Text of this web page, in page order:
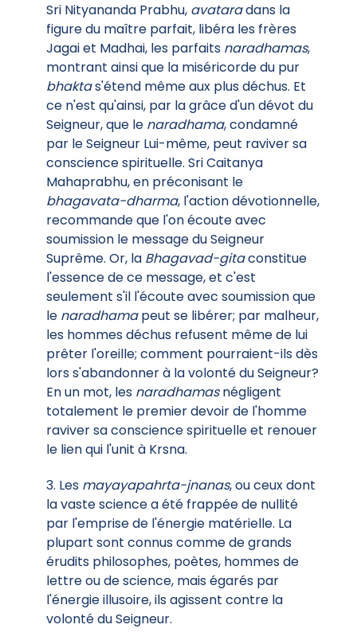
Sri Nityananda Prabhu, avataradans la
figure du maître parfait, libéra les frères
Jagai et Madhai, les parfaits naradhamas,
montrant ainsi que la miséricorde du pur
bhaktas'étend même aux plus déchus. Et
ce n'est qu'ainsi, par la grâce d'un dévot du
Seigneur, que le naradhama, condamné
par le Seigneur Lui-même, peut raviver sa
conscience spirituelle. Sri Caitanya
Mahaprabhu, en préconisant le
bhagavata-dharma, l'action dévotionnelle,
recommande que l'on écoute avec
soumission le message du Seigneur
Suprême. Or, la Bhagavad-gitaconstitue
l'essence de ce message, et c'est
seulement s'il l'écoute avec soumission que
le naradhamapeut se libérer; par malheur,
les hommes déchus refusent même de lui
prêter l'oreille; comment pourraient-ils dès
lors s'abandonner à la volonté du Seigneur?
En un mot, les naradhamasnégligent
totalement le premier devoir de l'homme
raviver sa conscience spirituelle et renouer
le lien qui l'unit à Krsna.
3. Les mayayapahrta-jnanas, ou ceux dont
la vaste science a été frappée de nullité
par l'emprise de l'énergie matérielle. La
plupart sont connus comme de grands
érudits philosophes, poètes, hommes de
lettre ou de science, mais égarés par
l'énergie illusoire, ils agissent contre la
volonté du Seigneur.